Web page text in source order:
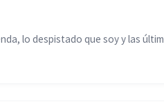
lo despistado que soy y las